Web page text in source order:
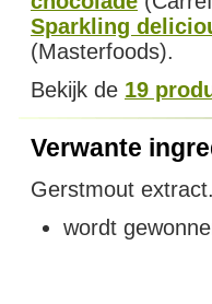
Sparkling
(Masterfoods).
Bekijk de 19
Verwante
Gerstmout
wordt